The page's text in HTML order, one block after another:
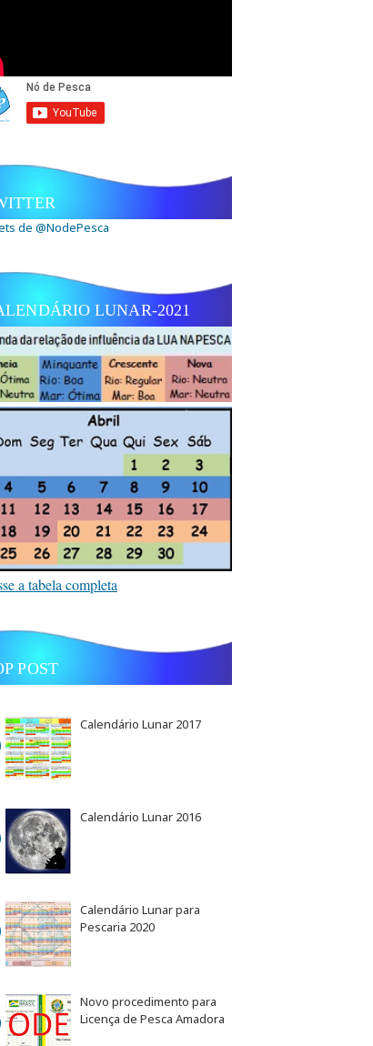
de @NodePesca
LUNAR-2021
a tabela completa
POST
Calendário Lunar 2017
Calendário Lunar 2016
Calendário Lunar para
Pescaria 2020
Novo procedimento para
Licença de Pesca Amadora